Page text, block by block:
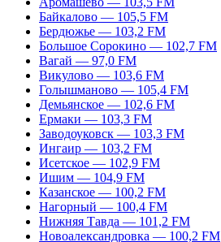
Байкалово — 105,5 FM
Бердюжье — 103,2 FM
Большое Сорокино — 102,7 FM
Вагай — 97,0 FM
Викулово — 103,6 FM
Голышманово — 105,4 FM
Демьянское — 102,6 FM
Ермаки — 103,3 FM
Заводоуковск — 103,3 FM
Ингаир — 103,2 FM
Исетское — 102,9 FM
Ишим — 104,9 FM
Казанское — 100,2 FM
Нагорный — 100,4 FM
Нижняя Тавда — 101,2 FM
Новоалександровка — 100,2 FM